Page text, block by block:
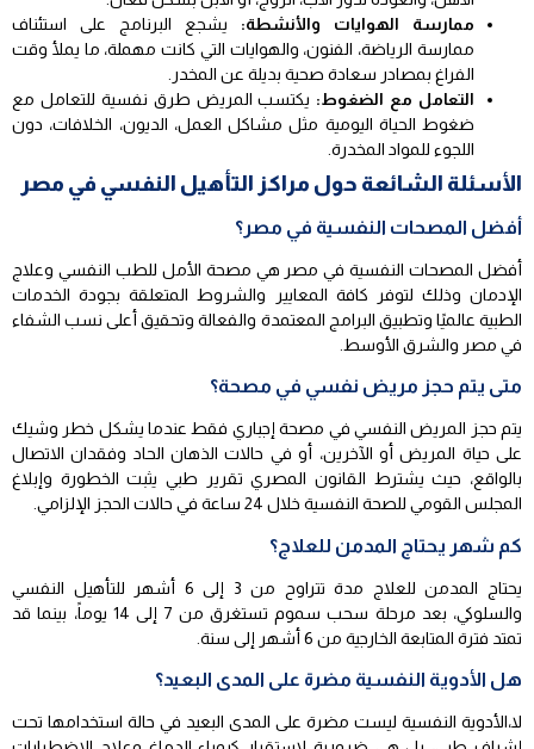
ممارسة الهوايات والأنشطة: يشجع البرنامج على استئناف
ممارسة الرياضة، الفنون، والهوايات التي كانت مهملة، ما يملأ وقت
الفراغ بمصادر سعادة صحية بديلة عن المخدر.
التعامل مع الضغوط: يكتسب المريض طرق نفسية للتعامل مع
ضغوط الحياة اليومية مثل مشاكل العمل، الديون، الخلافات، دون
اللجوء للمواد المخدرة.
الأسئلة الشائعة حول مراكز التأهيل النفسي في مصر
أفضل المصحات النفسية في مصر؟
أفضل المصحات النفسية في مصر هي مصحة الأمل للطب النفسي وعلاج
الإدمان وذلك لتوفر كافة المعايير والشروط المتعلقة بجودة الخدمات
الطبية عالميًا وتطبيق البرامج المعتمدة والفعالة وتحقيق أعلى نسب الشفاء
في مصر والشرق الأوسط.
متى يتم حجز مريض نفسي في مصحة؟
يتم حجز المريض النفسي في مصحة إجباري فقط عندما يشكل خطر وشيك
على حياة المريض أو الآخرين، أو في حالات الذهان الحاد وفقدان الاتصال
بالواقع، حيث يشترط القانون المصري تقرير طبي يثبت الخطورة وإبلاغ
المجلس القومي للصحة النفسية خلال 24 ساعة في حالات الحجز الإلزامي.
كم شهر يحتاج المدمن للعلاج؟
يحتاج المدمن للعلاج مدة تتراوح من 3 إلى 6 أشهر للتأهيل النفسي
والسلوكي، بعد مرحلة سحب سموم تستغرق من 7 إلى 14 يوماً، بينما قد
تمتد فترة المتابعة الخارجية من 6 أشهر إلى سنة.
هل الأدوية النفسية مضرة على المدى البعيد؟
لا،الأدوية النفسية ليست مضرة على المدى البعيد في حالة استخدامها تحت